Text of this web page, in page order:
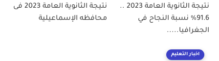
نتيجة الثانوية العامة 2023 ..
91.6%؜ نسبة النجاح في
الجغرافيا.....
نتيجة الثانوية العامة 2023 فى
محافظه الإسماعيلية
اخبار التعليم